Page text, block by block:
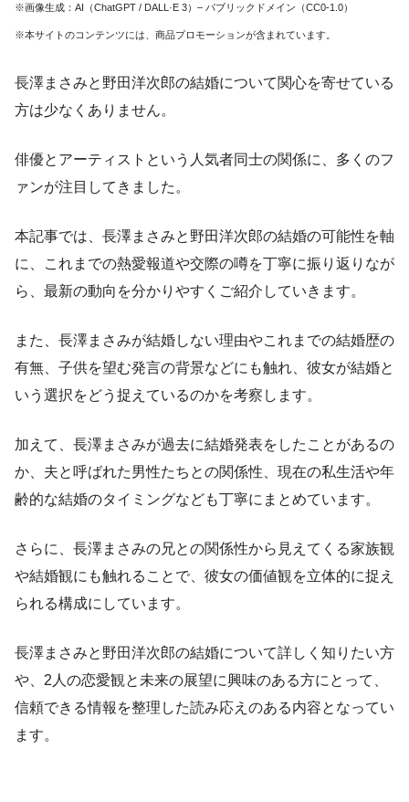
※画像生成：AI（ChatGPT / DALL·E 3）– パブリックドメイン（CC0-1.0）
※本サイトのコンテンツには、商品プロモーションが含まれています。
長澤まさみと野田洋次郎の結婚について関心を寄せている
方は少なくありません。
俳優とアーティストという人気者同士の関係に、多くのフ
ァンが注目してきました。
本記事では、長澤まさみと野田洋次郎の結婚の可能性を軸
に、これまでの熱愛報道や交際の噂を丁寧に振り返りなが
ら、最新の動向を分かりやすくご紹介していきます。
また、長澤まさみが結婚しない理由やこれまでの結婚歴の
有無、子供を望む発言の背景などにも触れ、彼女が結婚と
いう選択をどう捉えているのかを考察します。
加えて、長澤まさみが過去に結婚発表をしたことがあるの
か、夫と呼ばれた男性たちとの関係性、現在の私生活や年
齢的な結婚のタイミングなども丁寧にまとめています。
さらに、長澤まさみの兄との関係性から見えてくる家族観
や結婚観にも触れることで、彼女の価値観を立体的に捉え
られる構成にしています。
長澤まさみと野田洋次郎の結婚について詳しく知りたい方
や、2人の恋愛観と未来の展望に興味のある方にとって、
信頼できる情報を整理した読み応えのある内容となってい
ます。